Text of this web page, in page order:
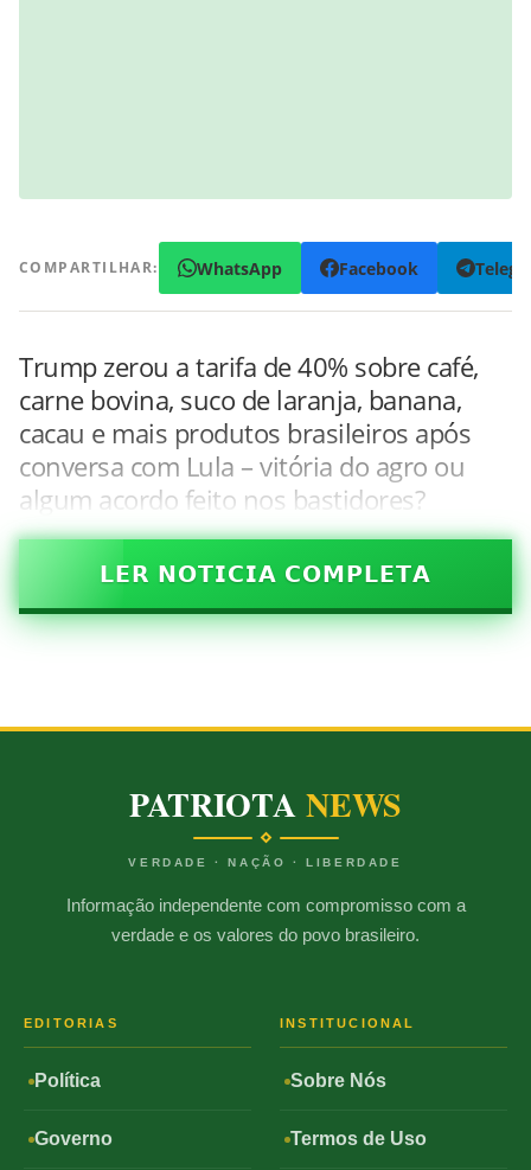
COMPARTILHAR: WhatsApp Facebook
Trump zerou a tarifa de 40% sobre café,
carne bovina, suco de laranja, banana,
cacau e mais produtos brasileiros após
conversa com Lula – vitória do agro ou
algum acordo feito nos bastidores?
𝗟𝗘𝗥 𝗡𝗢𝗧𝗜𝗖𝗜𝗔 𝗖𝗢𝗠𝗣𝗟𝗘𝗧𝗔
PATRIOTANEWS
VERDADE · NAÇÃO · LIBERDADE
Informação independente com compromisso com a
verdade e os valores do povo brasileiro.
EDITORIAS
Política
Governo
INSTITUCIONAL
Sobre Nós
Termos de Uso